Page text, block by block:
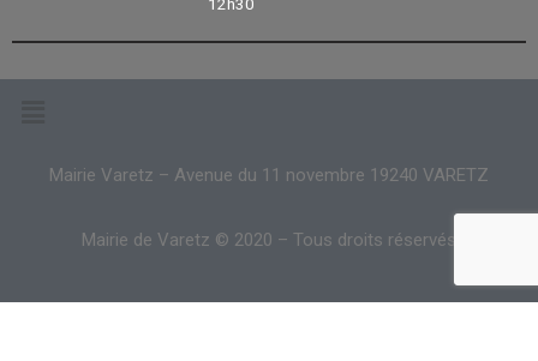
Mairie Varetz – Avenue du 11 novembre 19240 VARETZ
Mairie de Varetz © 2020 – Tous droits réservés